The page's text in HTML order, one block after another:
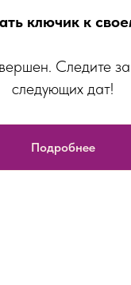
ключик к
Следите
следующих дат!
Подробнее